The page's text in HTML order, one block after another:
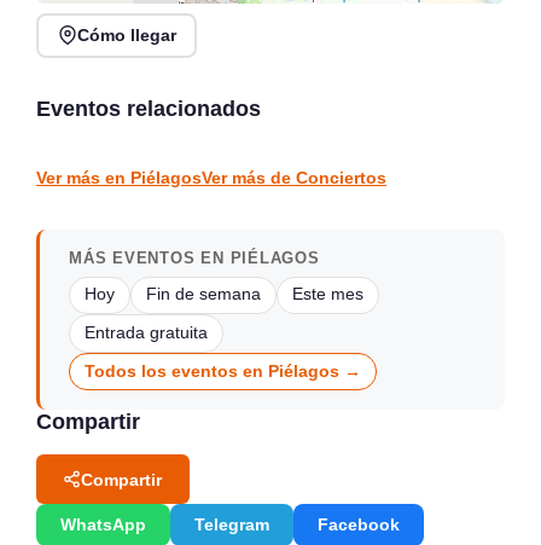
Cómo llegar
Eventos relacionados
Rosana Garín en directo
Colindres
Ver más en PiélagosVer más de Conciertos
MÁS EVENTOS EN PIÉLAGOS
Hoy Fin de semana Este mes
Entrada gratuita
Todos los eventos en Piélagos →
Compartir
Compartir
WhatsApp Telegram Facebook